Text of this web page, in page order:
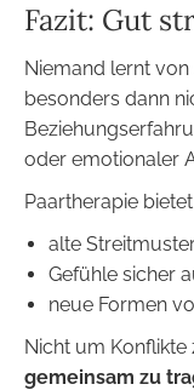
Fazit: Gut
Niemand lernt
besonders dann
oder emotionaler
Paartherapie
alte
Gefühle sicher
neue Formen
Nicht um
gemeinsam zu